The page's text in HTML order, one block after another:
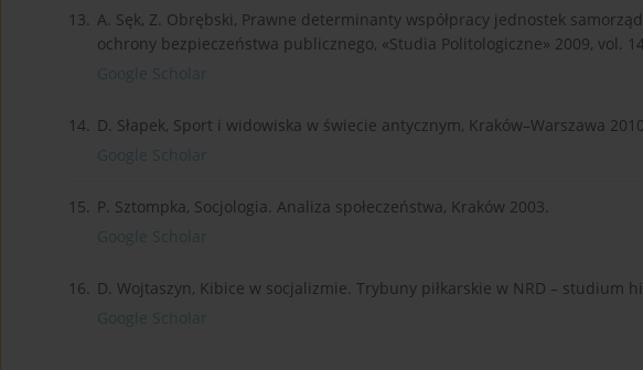
13. A. Sęk, Z. Obrębski, Prawne determinanty współpracy jednostek
ochrony bezpieczeństwa publicznego, «Studia Politologiczne» 2009, vol.
Google Scholar
14. D. Słapek, Sport i widowiska w świecie antycznym, Kraków–Warszawa
Google Scholar
15. P. Sztompka, Socjologia. Analiza społeczeństwa, Kraków 2003.
Google Scholar
16. D. Wojtaszyn, Kibice w socjalizmie. Trybuny piłkarskie w NRD – studium
Google Scholar